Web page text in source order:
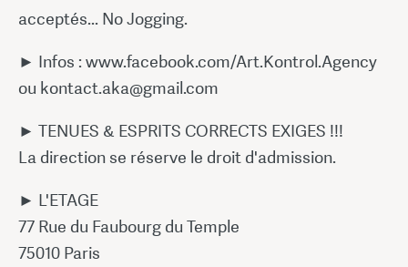
acceptés... No Jogging.
► Infos : www.facebook.com/Art.Kontrol.Agency
ou kontact.aka@gmail.com
► TENUES & ESPRITS CORRECTS EXIGES !!!
La direction se réserve le droit d'admission.
► L'ETAGE
77 Rue du Faubourg du Temple
75010 Paris